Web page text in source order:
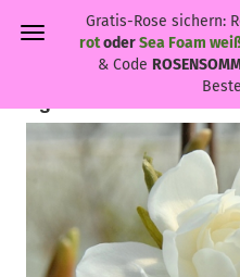
Gratis-Rose sichern:
rotoderSea Foam
& Code